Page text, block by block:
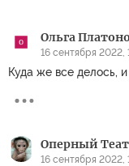
Ольга
16 сентября 2022,
Куда же все делось,
Оперный
16 сентября 2022,